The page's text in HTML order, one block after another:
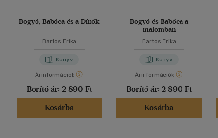
Bogyó, Babóca és a Dínók
Bartos Erika
Könyv
Árinformációk
Borító ár: 2 890 Ft
Kosárba
Bogyó és Babóca a
malomban
Bartos Erika
Könyv
Árinformációk
Borító ár: 2 890 Ft
Kosárba